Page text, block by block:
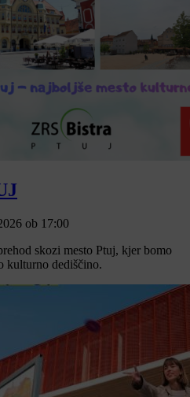
ob 17:00
skozi mesto Ptuj, kjer bomo
kulturno dediščino.